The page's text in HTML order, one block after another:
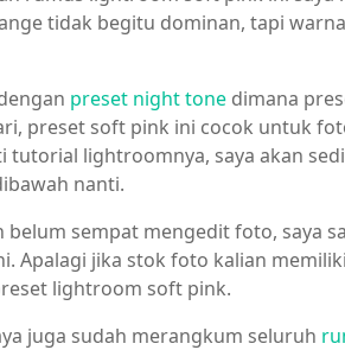
tidak begitu dominan, tapi
preset night tone dimana
preset soft pink ini cocok untuk
tutorial lightroomnya, saya akan
nanti.
belum sempat mengedit foto, saya
Apalagi jika stok foto kalian
lightroom soft pink.
juga sudah merangkum seluruh